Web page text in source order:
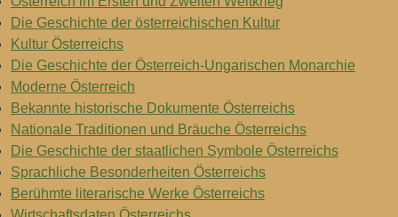
Die Geschichte der österreichischen Kultur
Kultur Österreichs
Die Geschichte der Österreich-Ungarischen Monarchie
Moderne Österreich
Bekannte historische Dokumente Österreichs
Nationale Traditionen und Bräuche Österreichs
Die Geschichte der staatlichen Symbole Österreichs
Sprachliche Besonderheiten Österreichs
Berühmte literarische Werke Österreichs